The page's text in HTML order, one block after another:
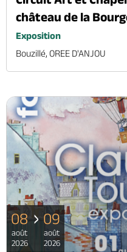
château de la
Exposition
Bouzillé, OREE D'ANJOU
08
août
2026
09
août
2026